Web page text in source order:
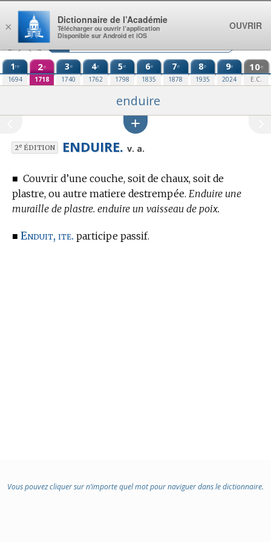
Aller au contenu
1re
1694
2e
1718
3e
1740
4e
1762
5e
1798
6e
1835
7e
1878
8e
1935
9e
2024
10e
E.C.
enduire
2eÉDITION ENDUIRE. v. a.
■ Couvrir d’une couche, soit de chaux, soit de
plastre, ou autre matiere destrempée. Enduire une
muraille de plastre. enduire un vaisseau de poix.
■ Enduit, ite. participe passif.
Vous pouvez cliquer sur n’importe quel mot pour naviguer dans le dictionnaire.
×
Dictionnaire de l’Académie
Télécharger ou ouvrir l’application
Disponible sur Android et iOS
OUVRIR